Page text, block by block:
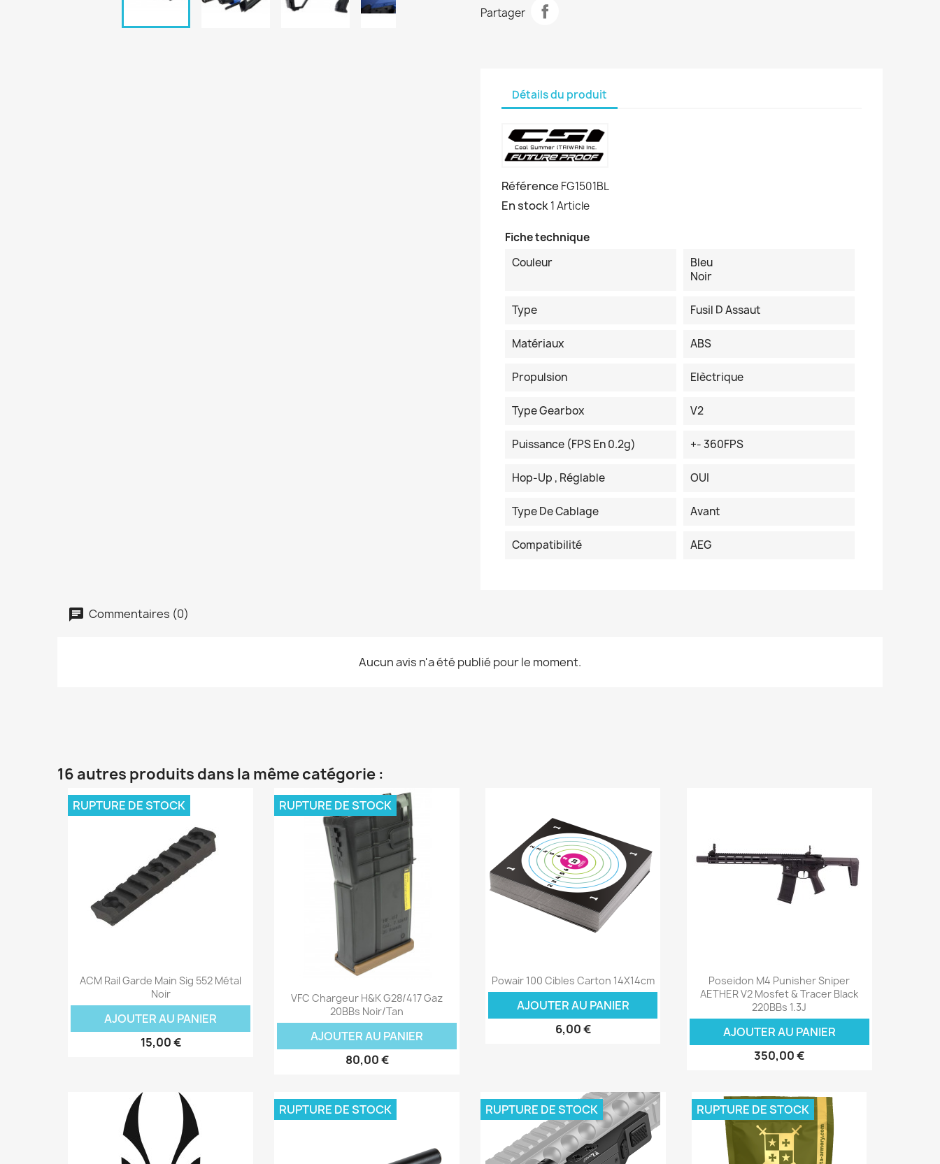
Partager
Détails du produit
Référence FG1501BL
En stock1 Article
Fiche technique
Couleur
Bleu
Noir
Type Fusil D Assaut
Matériaux ABS
Propulsion Elèctrique
Type Gearbox V2
Puissance (FPS En 0.2g) +- 360FPS
Hop-Up , Réglable OUI
Type De Cablage Avant
Compatibilité AEG
Commentaires (0)
Aucun avis n'a été publié pour le moment.
16 autres produits dans la même catégorie :
Aperçu rapide
ACM Rail Garde Main Sig 552 Métal
Noir
AJOUTER AU PANIER
15,00 €
RUPTURE DE STOCK
Aperçu rapide
VFC Chargeur H&K G28/417 Gaz
20BBs Noir/Tan
AJOUTER AU PANIER
80,00 €
RUPTURE DE STOCK
Aperçu rapide
Powair 100 Cibles Carton 14X14cm
AJOUTER AU PANIER
6,00 €
Aperçu rapide
Poseidon M4 Punisher Sniper
AETHER V2 Mosfet & Tracer Black
220BBs 1.3J
AJOUTER AU PANIER
350,00 €
RUPTURE DE STOCK RUPTURE DE STOCK RUPTURE DE STOCK